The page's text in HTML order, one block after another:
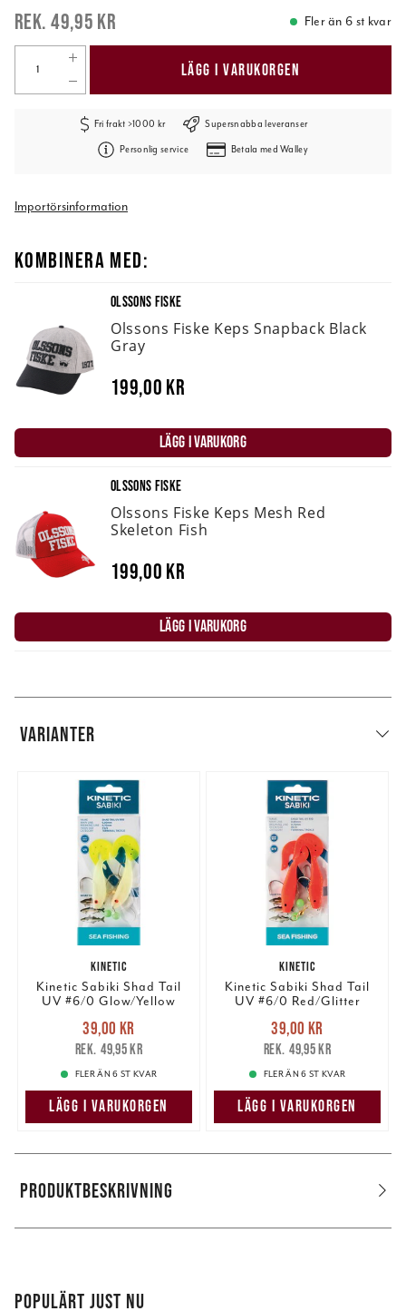
49,95 kr Fler än 6 st kvar
LÄGG I VARUKORGEN
Fri frakt >1000 kr Supersnabba leveranser
Personlig service Betala med Walley
Importörsinformation
KOMBINERA MED:
OLSSONS FISKE
Olssons Fiske Keps Snapback Black
Gray
199,00 kr
LÄGG I VARUKORG
OLSSONS FISKE
Olssons Fiske Keps Mesh Red
Skeleton Fish
199,00 kr
LÄGG I VARUKORG
VARIANTER
KINETIC
Kinetic Sabiki Shad Tail
UV #6/0 Glow/Yellow
Nuvarande pris
39,00 krTidigare pris
49,95 kr
39,00 kr
49,95 kr
FLER ÄN 6 ST KVAR
LÄGG I VARUKORGEN
KINETIC
Kinetic Sabiki Shad Tail
UV #6/0 Red/Glitter
Nuvarande pris
39,00 krTidigare pris
49,95 kr
39,00 kr
49,95 kr
FLER ÄN 6 ST KVAR
LÄGG I VARUKORGEN
PRODUKTBESKRIVNING
POPULÄRT JUST NU